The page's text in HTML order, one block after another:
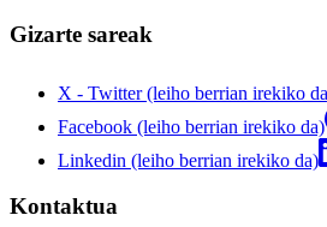
Gizarte sareak
X - Twitter (leiho berrian irekiko
Facebook (leiho berrian irekiko da)
Linkedin (leiho berrian irekiko da)
Kontaktua